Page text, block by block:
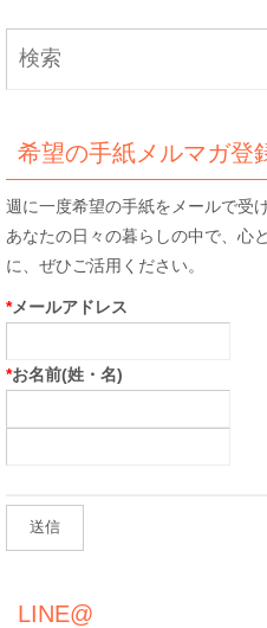
希望の手紙メルマガ登
週に一度希望の手紙をメールで受
あなたの日々の暮らしの中で、心
に、ぜひご活用ください。
*メールアドレス
*お名前(姓・名)
LINE@